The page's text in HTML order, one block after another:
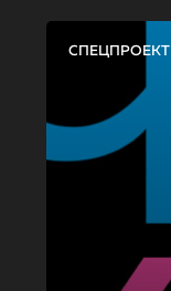
СПЕЦПРОЕКТ